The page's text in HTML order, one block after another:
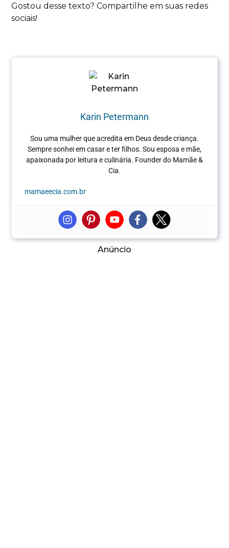
Gostou desse texto? Compartilhe em suas redes
sociais!
Karin Petermann
Sou uma mulher que acredita em Deus desde criança.
Sempre sonhei em casar e ter filhos. Sou esposa e mãe,
apaixonada por leitura e culinária. Founder do Mamãe &
Cia.
mamaeecia.com.br
Anúncio